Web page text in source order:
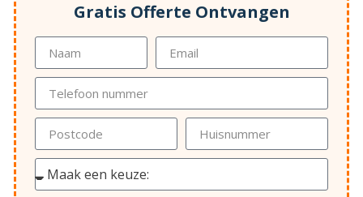
Gratis Offerte Ontvangen